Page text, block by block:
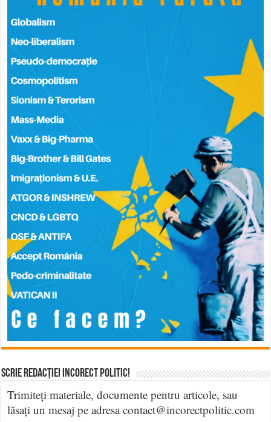
Scrie Redacției Incorect Politic!
Trimiteți materiale, documente pentru articole, sau
lăsați un mesaj pe adresa contact@incorectpolitic.com